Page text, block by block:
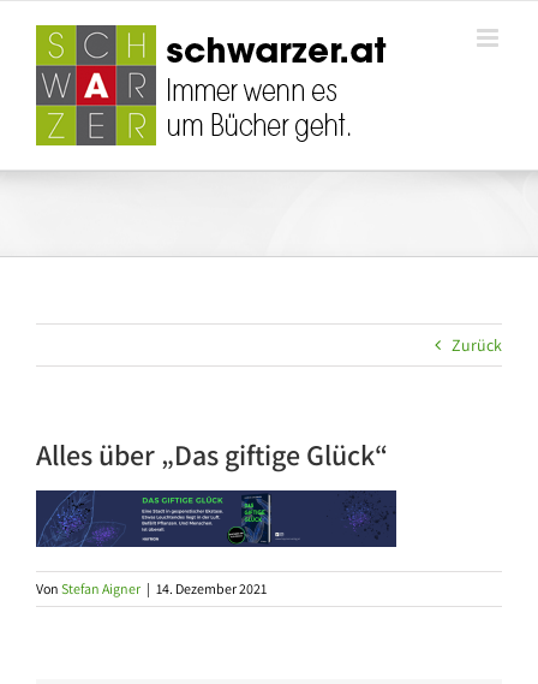
springen
Zurück
Alles über „Das giftige Glück“
Von Stefan Aigner | 14. Dezember 2021